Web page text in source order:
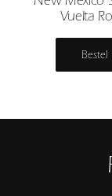
Vuelta
Bestel